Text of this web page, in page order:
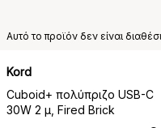
Kord
Cuboid+ πολύπριζο USB-C
30W 2 μ, Fired Brick